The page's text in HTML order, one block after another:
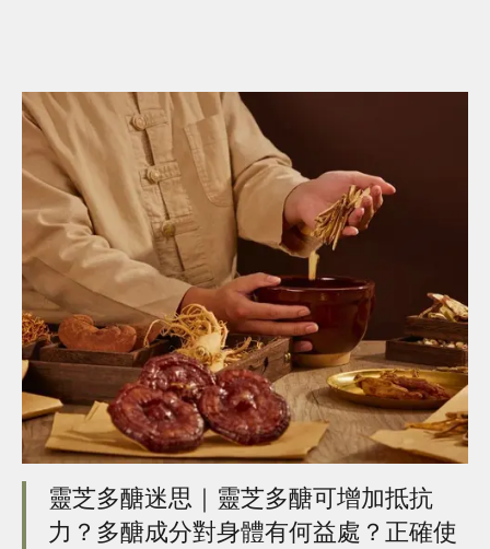
靈芝多醣迷思｜靈芝多醣可增加抵抗
力？多醣成分對身體有何益處？正確使